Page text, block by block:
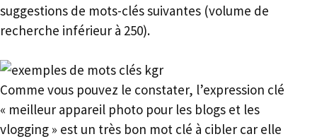
suggestions de mots-clés suivantes (volume de
recherche inférieur à 250).
Comme vous pouvez le constater, l’expression clé
« meilleur appareil photo pour les blogs et les
vlogging » est un très bon mot clé à cibler car elle